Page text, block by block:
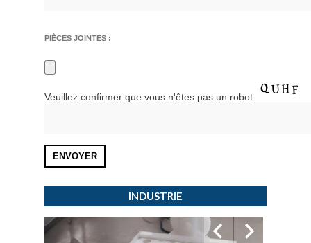
PIÈCES JOINTES :
Veuillez confirmer que vous n'êtes pas un robot
INDUSTRIE